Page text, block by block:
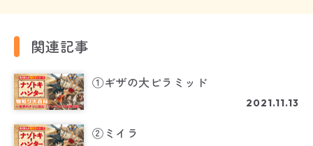
関連記事
①ギザの大ピラミッド
2021.11.13
②ミイラ